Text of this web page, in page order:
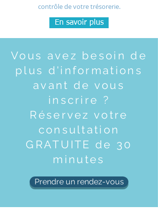
contrôle de votre trésorerie.
En savoir plus
Vous avez besoin de
plus d'informations
avant de vous
inscrire ?
Réservez votre
consultation
GRATUITE de 30
minutes
Prendre un rendez-vous